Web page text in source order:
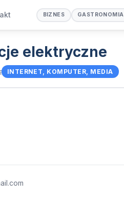
BIZNES GASTRONOMIA
elektryczne
INTERNET, KOMPUTER, MEDIA